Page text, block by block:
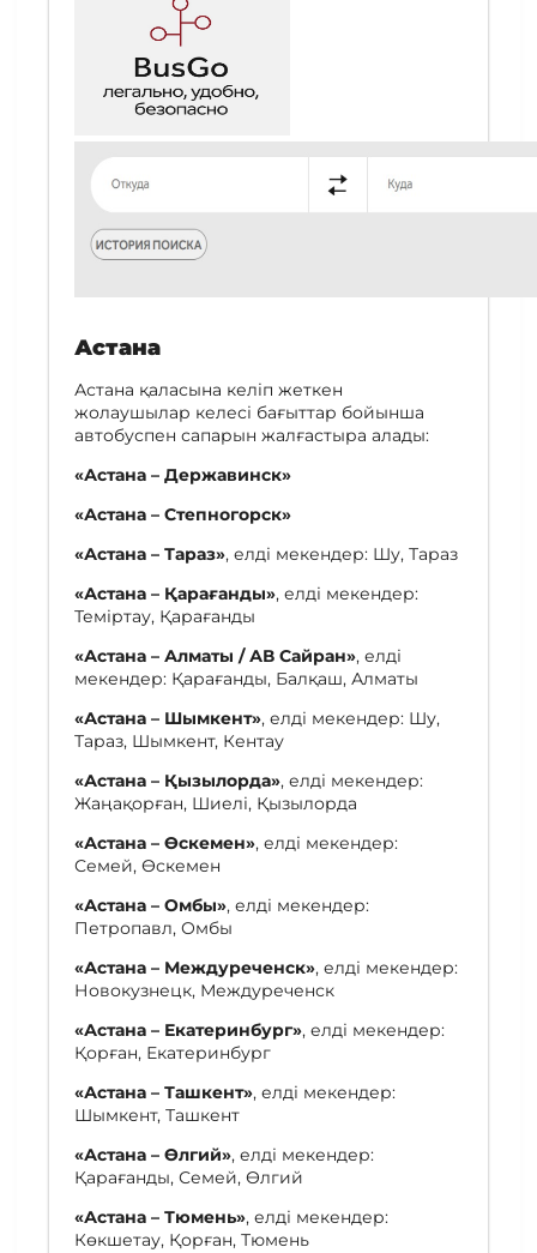
Астана
Астана қаласына келіп жеткен
жолаушылар келесі бағыттар бойынша
автобуспен сапарын жалғастыра алады:
«Астана – Державинск»
«Астана – Степногорск»
«Астана – Тараз», елді мекендер: Шу, Тараз
«Астана – Қарағанды», елді мекендер:
Теміртау, Қарағанды
«Астана – Алматы / АВ Сайран», елді
мекендер: Қарағанды, Балқаш, Алматы
«Астана – Шымкент», елді мекендер: Шу,
Тараз, Шымкент, Кентау
«Астана – Қызылорда», елді мекендер:
Жаңақорған, Шиелі, Қызылорда
«Астана – Өскемен», елді мекендер:
Семей, Өскемен
«Астана – Омбы», елді мекендер:
Петропавл, Омбы
«Астана – Междуреченск», елді мекендер:
Новокузнецк, Междуреченск
«Астана – Екатеринбург», елді мекендер:
Қорған, Екатеринбург
«Астана – Ташкент», елді мекендер:
Шымкент, Ташкент
«Астана – Өлгий», елді мекендер:
Қарағанды, Семей, Өлгий
«Астана – Тюмень», елді мекендер:
Көкшетау, Қорған, Тюмень